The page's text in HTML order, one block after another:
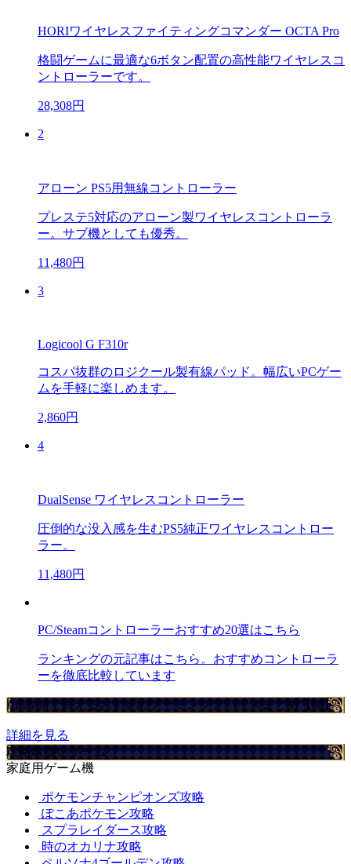
HORIワイヤレスファイティングコマンダー OCTA Pro
格闘ゲームに最適な6ボタン配置の高性能ワイヤレスコ
ントローラーです。
28,308円
2
アローン PS5用無線コントローラー
プレステ5対応のアローン製ワイヤレスコントローラ
ー。サブ機としても優秀。
11,480円
3
Logicool G F310r
コスパ抜群のロジクール製有線パッド。幅広いPCゲー
ムを手軽に楽しめます。
2,860円
4
DualSense ワイヤレスコントローラー
圧倒的な没入感を生むPS5純正ワイヤレスコントロー
ラー。
11,480円
PC/Steamコントローラーおすすめ20選はこちら
ランキングの元記事はこちら。おすすめコントローラ
ーを徹底比較しています
Amazonで買えるおすすめゲーミングデバイスまとめ【ad】
詳細を見る
攻略取扱いゲーム
家庭用ゲーム機
ポケモンチャンピオンズ攻略
ぽこあポケモン攻略
スプラレイダース攻略
時のオカリナ攻略